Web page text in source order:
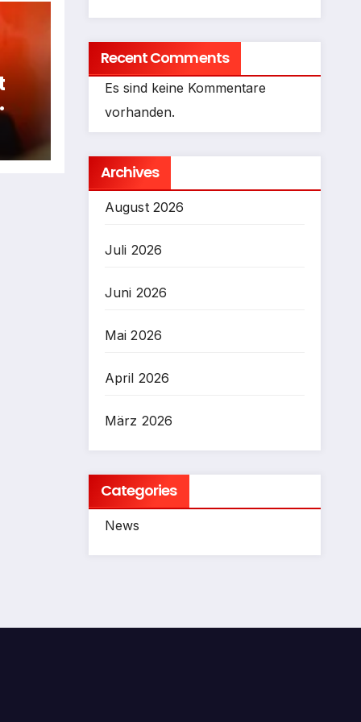
Recent Comments
Es sind keine Kommentare
vorhanden.
Archives
August 2026
Juli 2026
Juni 2026
Mai 2026
April 2026
März 2026
Categories
News